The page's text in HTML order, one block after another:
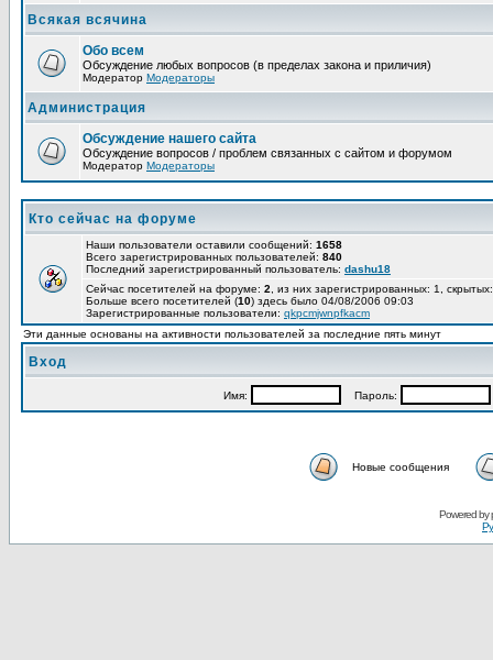
Всякая всячина
Обо всем
Обсуждение любых вопросов (в пределах закона и приличия)
Модератор Модераторы
Администрация
Обсуждение нашего сайта
Обсуждение вопросов / проблем связанных с сайтом и форумом
Модератор Модераторы
Кто сейчас на форуме
Наши пользователи оставили сообщений: 1658
Всего зарегистрированных пользователей: 840
Последний зарегистрированный пользователь: dashu18
Сейчас посетителей на форуме: 2 , из них зарегистрированных: 1,
Больше всего посетителей (10) здесь было 04/08/2006 09:03
Зарегистрированные пользователи: qkpcmjwnpfkacm
Эти данные основаны на активности пользователей за последние пять минут
Вход
Имя: Пароль:
Новые сообщения
Powered by